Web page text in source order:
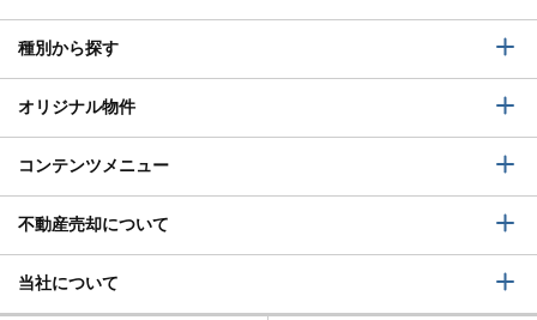
種別から探す
オリジナル物件
コンテンツメニュー
不動産売却について
当社について